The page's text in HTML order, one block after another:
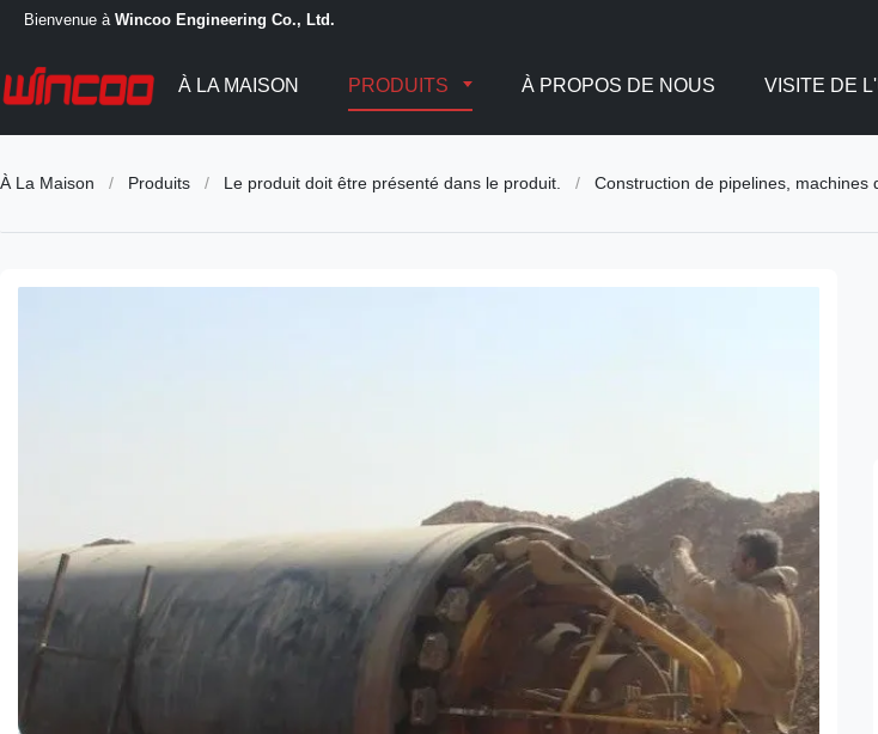
Bienvenue à Wincoo Engineering Co., Ltd.
À LA MAISON PRODUITS À PROPOS DE NOUS VISITE DE
À La Maison / Produits / Le produit doit être présenté dans le produit. / Construction de pipelines,